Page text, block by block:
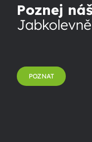
Poznej
Jabkolevně
POZNAT